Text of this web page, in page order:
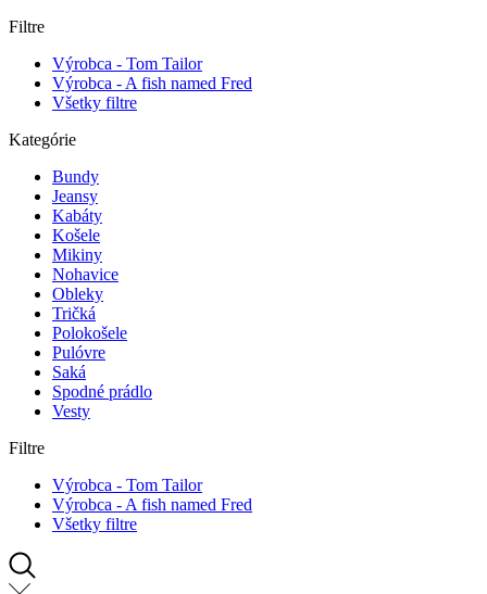
Filtre
Výrobca - Tom Tailor
Výrobca - A fish named Fred
Všetky filtre
Kategórie
Bundy
Jeansy
Kabáty
Košele
Mikiny
Nohavice
Obleky
Tričká
Polokošele
Pulóvre
Saká
Spodné prádlo
Vesty
Filtre
Výrobca - Tom Tailor
Výrobca - A fish named Fred
Všetky filtre